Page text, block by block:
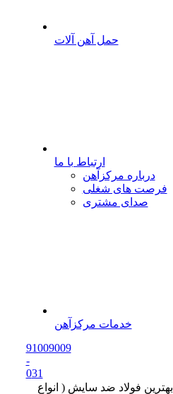
حمل آهن آلات
ارتباط با ما
درباره مرکزآهن
فرصت های شغلی
صدای مشتری
خدمات مرکزآهن
91009009
-
031
بهترین فولاد ضد سایش ( انواع